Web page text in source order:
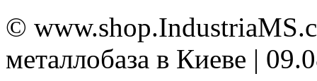
©
металлобаза в Киеве |